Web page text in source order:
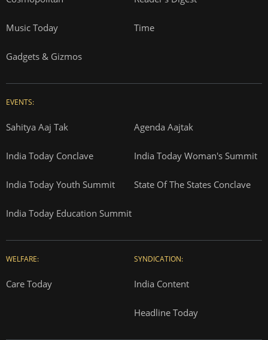
Music Today Time
Gadgets & Gizmos
EVENTS:
Sahitya Aaj Tak Agenda Aajtak
India Today Conclave India Today Woman's Summit
India Today Youth Summit State Of The States Conclave
India Today Education Summit
WELFARE:
Care Today
SYNDICATION:
India Content
Headline Today